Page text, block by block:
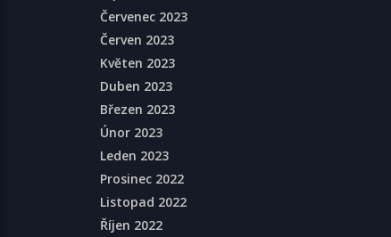
Červenec 2023
Červen 2023
Květen 2023
Duben 2023
Březen 2023
Únor 2023
Leden 2023
Prosinec 2022
Listopad 2022
Říjen 2022